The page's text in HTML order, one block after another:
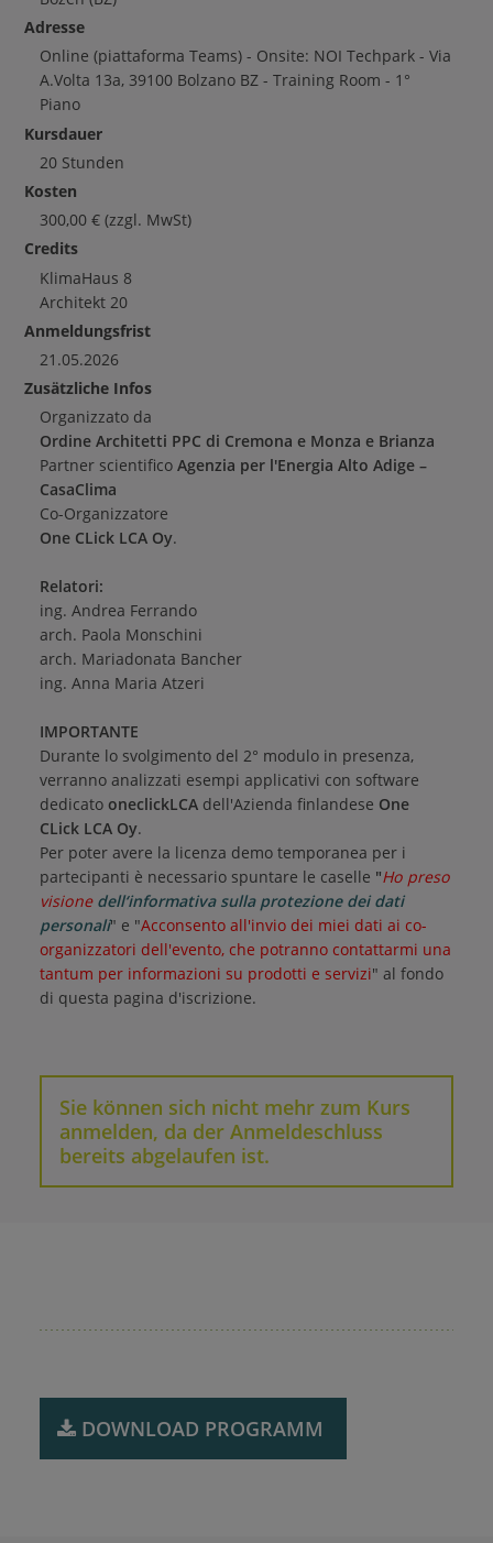
Adresse
Online (piattaforma Teams) - Onsite: NOI Techpark - Via
A.Volta 13a, 39100 Bolzano BZ - Training Room - 1°
Piano
Kursdauer
20 Stunden
Kosten
300,00 € (zzgl. MwSt)
Credits
KlimaHaus 8
Architekt 20
Anmeldungsfrist
21.05.2026
Zusätzliche Infos
Organizzato da
Ordine Architetti PPC di Cremona e Monza e Brianza
Partner scientificoAgenzia per l'Energia Alto Adige –
CasaClima
Co-Organizzatore
One CLick LCA Oy.
Relatori:
ing. Andrea Ferrando
arch. Paola Monschini
arch. Mariadonata Bancher
ing. Anna Maria Atzeri
IMPORTANTE
Durante lo svolgimento del 2° modulo in presenza,
verranno analizzati esempi applicativi con software
dedicato oneclickLCA dell'Azienda finlandese One
CLick LCA Oy.
Per poter avere la licenza demo temporanea per i
partecipanti è necessario spuntare le caselle "Ho preso
visione dell‘informativa sulla protezione dei dati
personali" e "Acconsento all'invio dei miei dati ai co-
organizzatori dell'evento, che potranno contattarmi una
tantum per informazioni su prodotti e servizi" al fondo
di questa pagina d'iscrizione.
Sie können sich nicht mehr zum Kurs
anmelden, da der Anmeldeschluss
bereits abgelaufen ist.
DOWNLOAD ​PROGRAMM